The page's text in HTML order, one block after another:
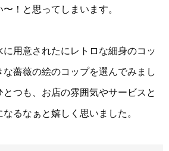
！と思ってしまいます。
用意されたにレトロな細身のコッ
薔薇の絵のコップを選んでみまし
つも、お店の雰囲気やサービスと
るなぁと嬉しく思いました。